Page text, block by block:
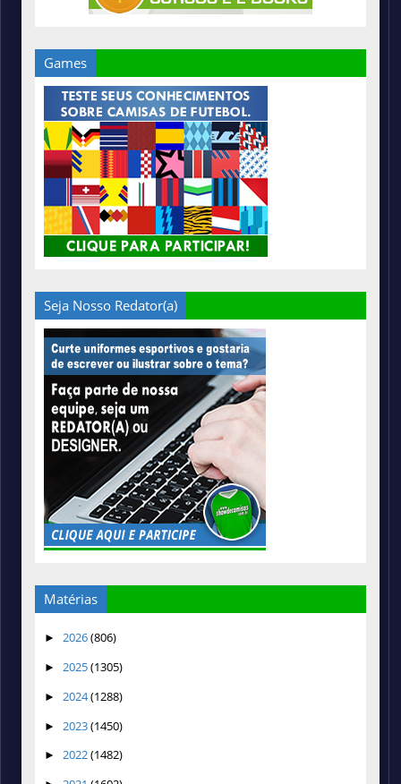
Games
Seja Nosso Redator(a)
Matérias
► 2026(806)
► 2025(1305)
► 2024(1288)
► 2023(1450)
► 2022(1482)